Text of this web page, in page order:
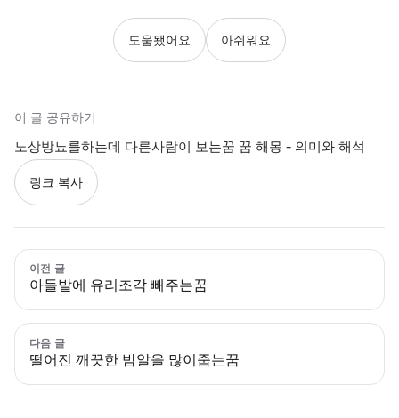
도움됐어요 아쉬워요
이 글 공유하기
노상방뇨를하는데 다른사람이 보는꿈 꿈 해몽 - 의미와 해석
링크 복사
이전 글
아들발에 유리조각 빼주는꿈
다음 글
떨어진 깨끗한 밤알을 많이줍는꿈